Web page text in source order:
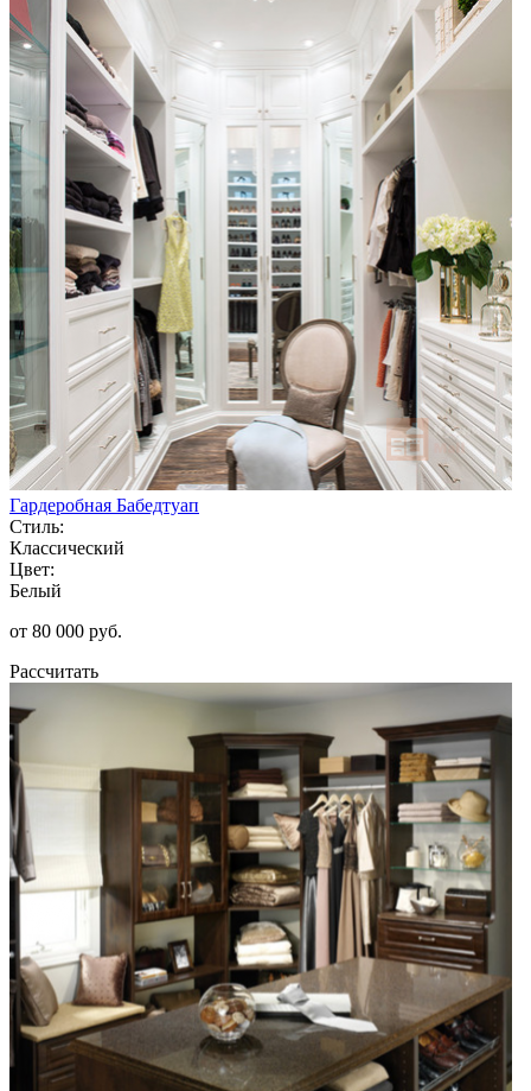
Гардеробная Бабедтуап
Стиль:
Классический
Цвет:
Белый
от 80 000 руб.
Рассчитать